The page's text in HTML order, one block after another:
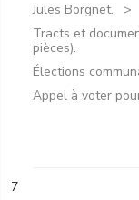
Jules Borgnet.
Tracts et
pièces).
Élections
Appel à voter
7